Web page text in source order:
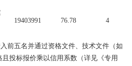
19403991 76.78 4
前五名并通过资格文件、技术文件（如
投标报价乘以信用系数（详见《专用